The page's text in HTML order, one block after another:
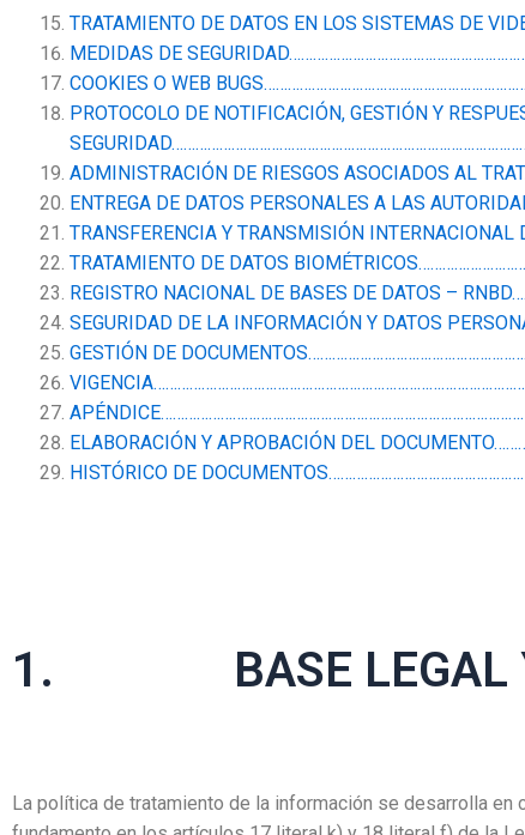
TRATAMIENTO DE DATOS EN LOS SISTEMAS DE
MEDIDAS DE
COOKIES O WEB
PROTOCOLO DE NOTIFICACIÓN, GESTIÓN Y
ADMINISTRACIÓN DE RIESGOS ASOCIADOS AL
ENTREGA DE DATOS PERSONALES A LAS
TRANSFERENCIA Y TRANSMISIÓN
TRATAMIENTO DE DATOS
REGISTRO NACIONAL DE BASES DE DATOS –
SEGURIDAD DE LA INFORMACIÓN Y DATOS
GESTIÓN DE
ELABORACIÓN Y APROBACIÓN DEL
HISTÓRICO DE
1. BASE LEGAL Y
La política de tratamiento de la información se desarrolla